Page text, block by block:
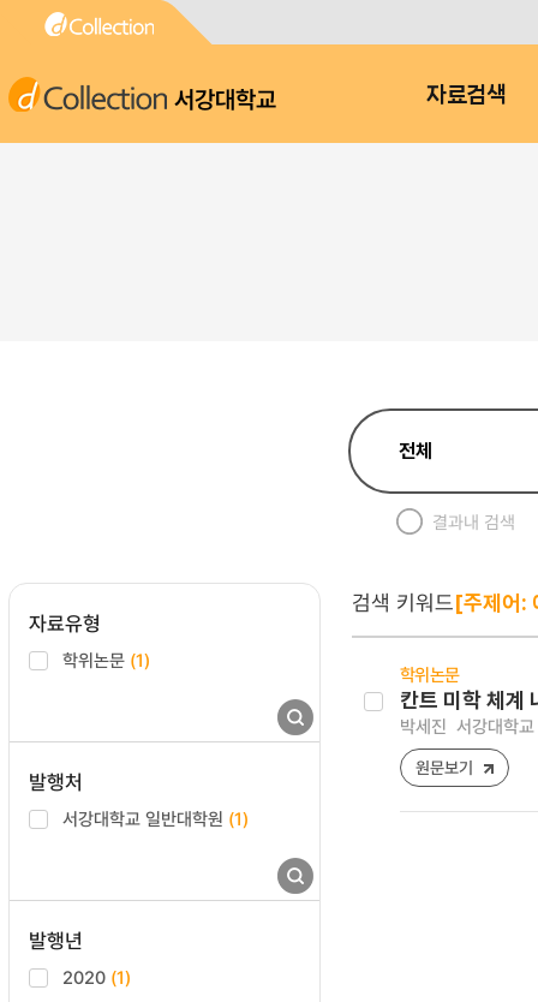
서강대학교 자료검색
결과내 검색
자료유형
학위논문 (1)
발행처
서강대학교 일반대학원 (1)
발행년
2020 (1)
검색 키워드[주제어:
학위논문
칸트 미학 체계
박세진 서강대학
원문보기